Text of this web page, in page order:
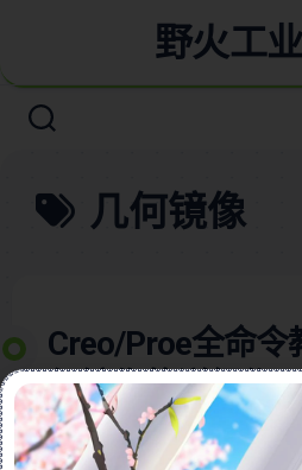
野火工
几何镜像
Creo/Proe全命令
征镜像的详细作
视频教程